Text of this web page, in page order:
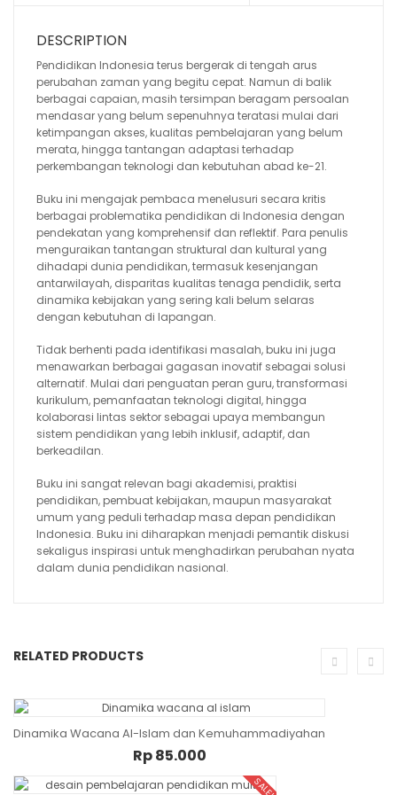
DESCRIPTION
Pendidikan Indonesia terus bergerak di tengah arus
perubahan zaman yang begitu cepat. Namun di balik
berbagai capaian, masih tersimpan beragam persoalan
mendasar yang belum sepenuhnya teratasi mulai dari
ketimpangan akses, kualitas pembelajaran yang belum
merata, hingga tantangan adaptasi terhadap
perkembangan teknologi dan kebutuhan abad ke-21.
Buku ini mengajak pembaca menelusuri secara kritis
berbagai problematika pendidikan di Indonesia dengan
pendekatan yang komprehensif dan reflektif. Para penulis
menguraikan tantangan struktural dan kultural yang
dihadapi dunia pendidikan, termasuk kesenjangan
antarwilayah, disparitas kualitas tenaga pendidik, serta
dinamika kebijakan yang sering kali belum selaras
dengan kebutuhan di lapangan.
Tidak berhenti pada identifikasi masalah, buku ini juga
menawarkan berbagai gagasan inovatif sebagai solusi
alternatif. Mulai dari penguatan peran guru, transformasi
kurikulum, pemanfaatan teknologi digital, hingga
kolaborasi lintas sektor sebagai upaya membangun
sistem pendidikan yang lebih inklusif, adaptif, dan
berkeadilan.
Buku ini sangat relevan bagi akademisi, praktisi
pendidikan, pembuat kebijakan, maupun masyarakat
umum yang peduli terhadap masa depan pendidikan
Indonesia. Buku ini diharapkan menjadi pemantik diskusi
sekaligus inspirasi untuk menghadirkan perubahan nyata
dalam dunia pendidikan nasional.
RELATED PRODUCTS
Dinamika Wacana Al-Islam dan Kemuhammadiyahan
Rp85.000
SALE!